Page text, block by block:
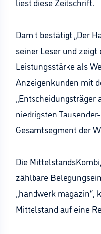
liest diese Zeitschrift.
Damit bestätigt „Der
seiner Leser und
Leistungsstärke als
Anzeigenkunden mit
„Entscheidungsträger
niedrigsten
Gesamtsegment der
Die
zählbare
„handwerk magazin“,
Mittelstand auf eine